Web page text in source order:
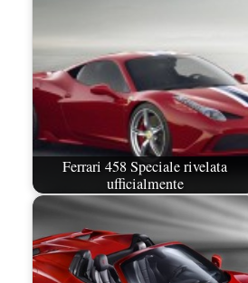
Ferrari 458 Speciale rivelata
ufficialmente